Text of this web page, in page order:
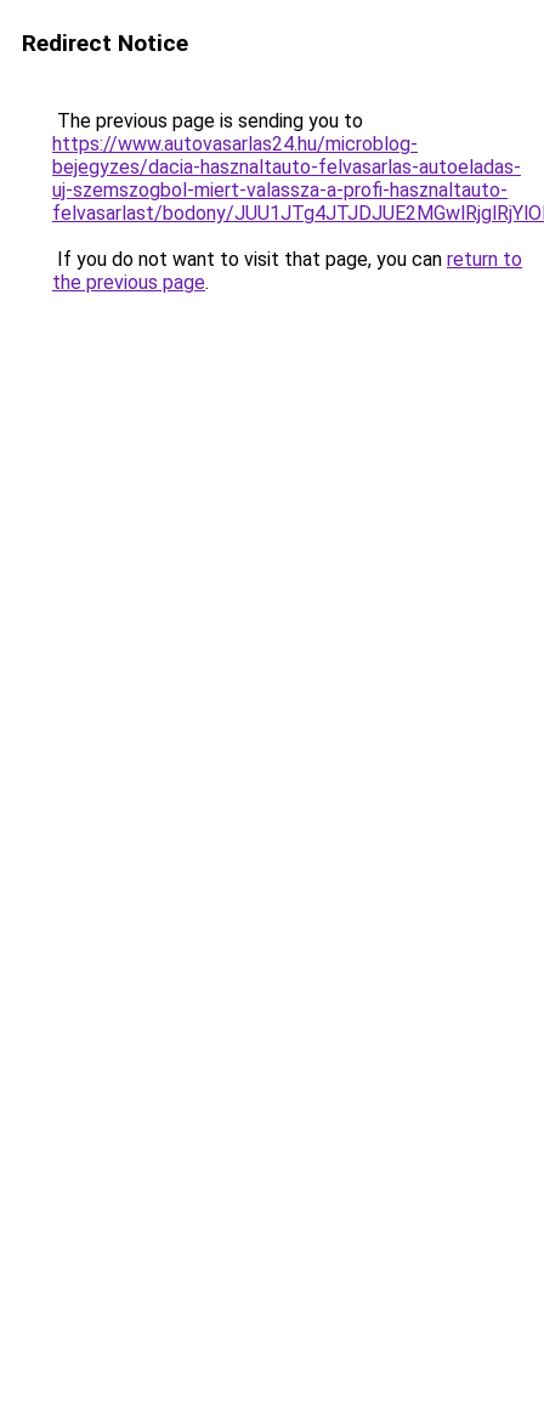
Redirect Notice
The previous page is sending you to
https://www.autovasarlas24.hu/microblog-
bejegyzes/dacia-hasznaltauto-felvasarlas-autoeladas-
uj-szemszogbol-miert-valassza-a-profi-hasznaltauto-
felvasarlast/bodony/
If you do not want to visit that page, you can return to
the previous page.